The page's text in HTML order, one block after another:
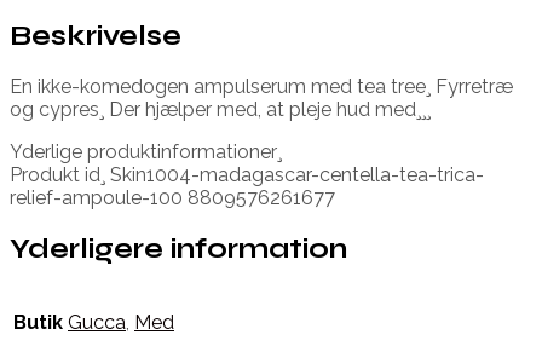
Beskrivelse
En ikke-komedogen ampulserum med tea tree¸ Fyrretræ
og cypres¸ Der hjælper med, at pleje hud med¸¸¸
Yderlige produktinformationer¸
Produkt id¸ Skin1004-madagascar-centella-tea-trica-
relief-ampoule-100 8809576261677
Yderligere information
Butik Gucca, Med